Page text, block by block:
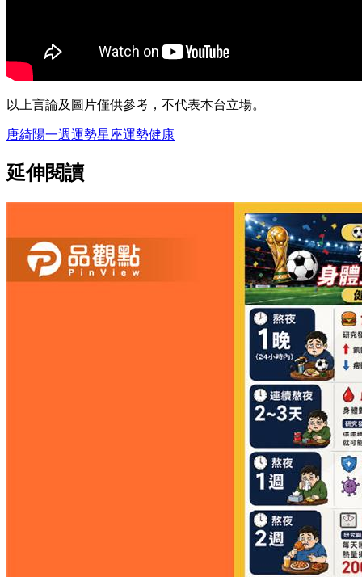
以上言論及圖片僅供參考，不代表本台立場。
唐綺陽一週運勢星座運勢健康
延伸閱讀